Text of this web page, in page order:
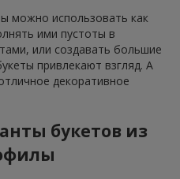
можно использовать как
ими пустоты в
или создавать большие
привлекают взгляд. А
декоративное
букетов из